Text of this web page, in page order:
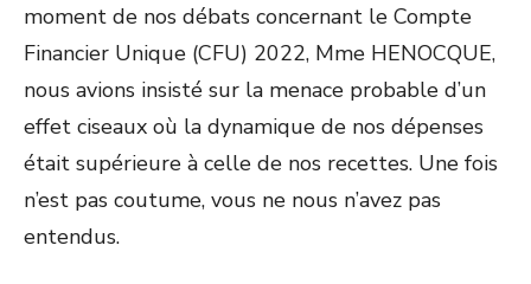
moment de nos débats concernant le Compte
Financier Unique (CFU) 2022, Mme HENOCQUE,
nous avions insisté sur la menace probable d’un
effet ciseaux où la dynamique de nos dépenses
était supérieure à celle de nos recettes. Une fois
n’est pas coutume, vous ne nous n’avez pas
entendus.